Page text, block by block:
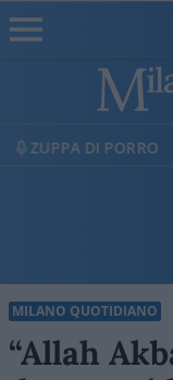
ECONOMIA
MILANO QUOTIDIANO
“Allah